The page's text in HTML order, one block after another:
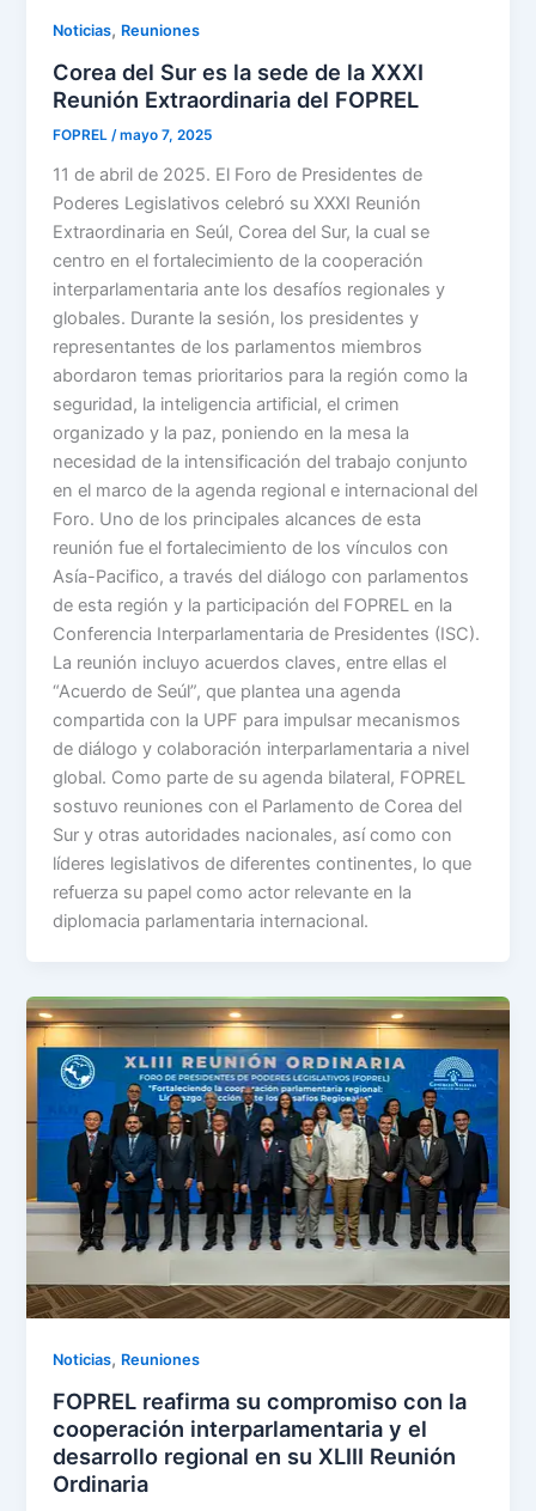
Noticias, Reuniones
Corea del Sur es la sede de la XXXI
Reunión Extraordinaria del FOPREL
FOPREL/mayo 7, 2025
11 de abril de 2025. El Foro de Presidentes de
Poderes Legislativos celebró su XXXI Reunión
Extraordinaria en Seúl, Corea del Sur, la cual se
centro en el fortalecimiento de la cooperación
interparlamentaria ante los desafíos regionales y
globales. Durante la sesión, los presidentes y
representantes de los parlamentos miembros
abordaron temas prioritarios para la región como la
seguridad, la inteligencia artificial, el crimen
organizado y la paz, poniendo en la mesa la
necesidad de la intensificación del trabajo conjunto
en el marco de la agenda regional e internacional del
Foro. Uno de los principales alcances de esta
reunión fue el fortalecimiento de los vínculos con
Asía-Pacifico, a través del diálogo con parlamentos
de esta región y la participación del FOPREL en la
Conferencia Interparlamentaria de Presidentes (ISC).
La reunión incluyo acuerdos claves, entre ellas el
“Acuerdo de Seúl”, que plantea una agenda
compartida con la UPF para impulsar mecanismos
de diálogo y colaboración interparlamentaria a nivel
global. Como parte de su agenda bilateral, FOPREL
sostuvo reuniones con el Parlamento de Corea del
Sur y otras autoridades nacionales, así como con
líderes legislativos de diferentes continentes, lo que
refuerza su papel como actor relevante en la
diplomacia parlamentaria internacional.
Noticias, Reuniones
FOPREL reafirma su compromiso con la
cooperación interparlamentaria y el
desarrollo regional en su XLIII Reunión
Ordinaria